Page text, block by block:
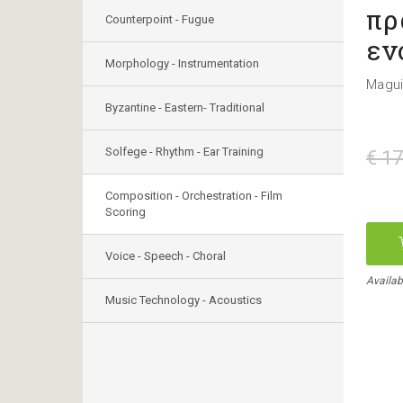
Counterpoint - Fugue
Morphology - Instrumentation
Byzantine - Eastern- Traditional
Solfege - Rhythm - Ear Training
Composition - Orchestration - Film
Scoring
Voice - Speech - Choral
Music Technology - Acoustics
€